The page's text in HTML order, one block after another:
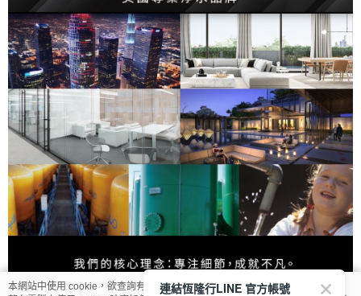
本網站中使用 cookie，欲查詢有關本網站使用 cookie 方式之詳情，及若您不希
連結恆隆行LINE 官方帳號